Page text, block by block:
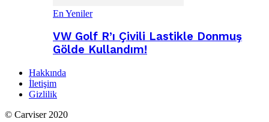
En Yeniler
VW Golf R’ı Çivili Lastikle Donmuş
Gölde Kullandım!
Hakkında
İletişim
Gizlilik
© Carviser 2020